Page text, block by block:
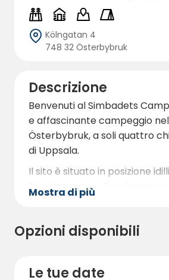
Kölngatan 4
748 32 Österbybruk
Descrizione
Benvenuti al Simbadets
e affascinante campeggio
Österbybruk, a soli quattro
di Uppsala.
Il sito è situato in posizione
Stordammen e Oppdammen
perfetta combinazione di
una torre per i tuffi alta 10
Mostra di più
Opzioni disponibili
Le tue date